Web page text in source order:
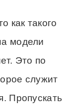
как такого
модели
Это по
служит
Пропускать